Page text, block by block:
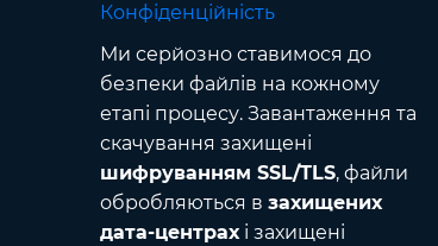
Конфіденційність
Ми серйозно ставимося до
безпеки файлів на кожному
етапі процесу. Завантаження та
скачування захищені
шифруванням SSL/TLS, файли
обробляються в захищених
дата-центрахі захищені